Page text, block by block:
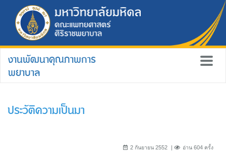
งานพัฒนาคุณภาพการ
พยาบาล
ประวัติความเป็นมา
2 กันยายน 2552 อ่าน 604 ครั้ง